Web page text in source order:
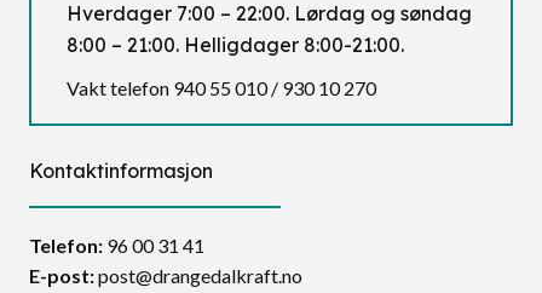
Hverdager 7:00 – 22:00. Lørdag og søndag
8:00 – 21:00. Helligdager 8:00-21:00.
Vakt telefon 940 55 010 / 930 10 270
Kontaktinformasjon
Telefon: 96 00 31 41
E-post:post@drangedalkraft.no